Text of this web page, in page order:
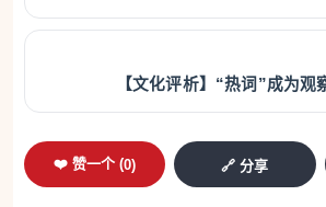
【文化评析】“热词”成为观
❤️ 赞一个 (0) 🔗 分享